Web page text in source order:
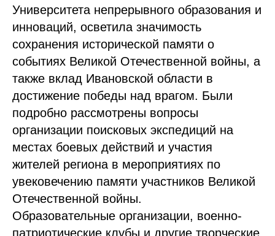
Университета непрерывного образования и
инноваций, осветила значимость
сохранения исторической памяти о
событиях Великой Отечественной войны, а
также вклад Ивановской области в
достижение победы над врагом. Были
подробно рассмотрены вопросы
организации поисковых экспедиций на
местах боевых действий и участия
жителей региона в мероприятиях по
увековечению памяти участников Великой
Отечественной войны.
Образовательные организации, военно-
патриотические клубы и другие творческие